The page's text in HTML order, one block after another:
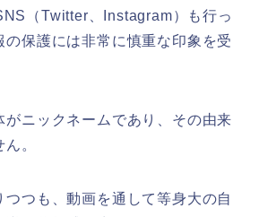
（Twitter、Instagram）も行っ
の保護には非常に慎重な印象を受
がニックネームであり、その由来
。
つつも、動画を通して等身大の自